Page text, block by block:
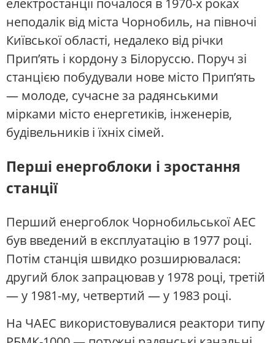
неподалік від міста Чорнобиль, на півночі
Київської області, недалеко від річки
Прип’ять і кордону з Білоруссю. Поруч зі
станцією побудували нове місто Прип’ять
— молоде, сучасне за радянськими
мірками місто енергетиків, інженерів,
будівельників і їхніх сімей.
Перші енергоблоки і зростання
станції
Перший енергоблок Чорнобильської АЕС
був введений в експлуатацію в 1977 році.
Потім станція швидко розширювалася:
другий блок запрацював у 1978 році, третій
— у 1981-му, четвертий — у 1983 році.
На ЧАЕС використовувалися реактори типу